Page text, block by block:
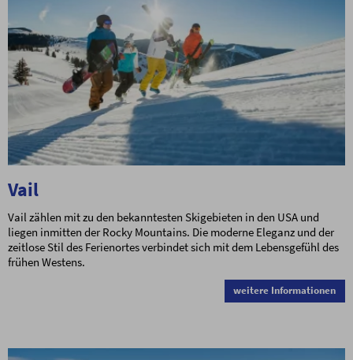
Vail
Vail zählen mit zu den bekanntesten Skigebieten in den USA und
liegen inmitten der Rocky Mountains. Die moderne Eleganz und der
zeitlose Stil des Ferienortes verbindet sich mit dem Lebensgefühl des
frühen Westens.
weitere Informationen